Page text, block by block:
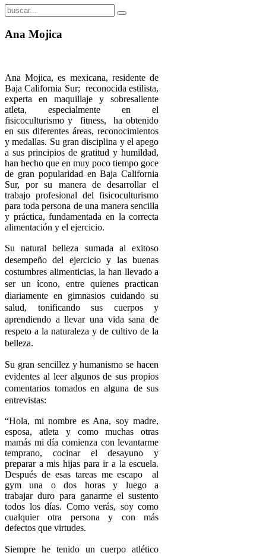
Ana Mojica
Ana Mojica, es mexicana, residente de
Baja California Sur; reconocida estilista,
experta en maquillaje y sobresaliente
atleta, especialmente en el
fisicoculturismo y fitness, ha obtenido
en sus diferentes áreas, reconocimientos
y medallas. Su gran disciplina y el apego
a sus principios de gratitud y humildad,
han hecho que en muy poco tiempo goce
de gran popularidad en Baja California
Sur, por su manera de desarrollar el
trabajo profesional del fisicoculturismo
para toda persona de una manera sencilla
y práctica, fundamentada en la correcta
alimentación y el ejercicio.
Su natural belleza sumada al exitoso
desempeño del ejercicio y las buenas
costumbres alimenticias, la han llevado a
ser un ícono, entre quienes practican
diariamente en gimnasios cuidando su
salud, tonificando sus cuerpos y
aprendiendo a llevar una vida sana de
respeto a la naturaleza y de cultivo de la
belleza.
Su gran sencillez y humanismo se hacen
evidentes al leer algunos de sus propios
comentarios tomados en alguna de sus
entrevistas:
“Hola, mi nombre es Ana, soy madre,
esposa, atleta y como muchas otras
mamás mi día comienza con levantarme
temprano, cocinar el desayuno y
preparar a mis hijas para ir a la escuela.
Después de esas tareas me escapo al
gym una o dos horas y luego a
trabajar duro para ganarme el sustento
todos los días. Como verás, soy como
cualquier otra persona y con más
defectos que virtudes.
Siempre he tenido un cuerpo atlético